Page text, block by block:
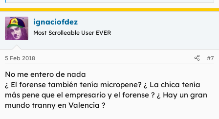
¿Alguien ha dejado de postear hace poco de forma repentina?
El tipo siguió con su golpisa y tocamientos, ella pudo llamar a
un amigo en algún descuido (aquí el relato hace lagunas) y, en
un momento de derrumbe del agresor, que se pone a llorar, ella
estaba buscándola alertada por aquel amigo.
Otro forero. Valencia tiene color caca old style amarilla.
e
a
c
c
i
e
:
ignaciofdez
Most Scrolleable User EVER
5 Feb 2018 #7
No me entero de nada
¿ El forense también tenía micropene? ¿ La chica tenía
más pene que el empresario y el forense ? ¿ Hay un gran
mundo tranny en Valencia ?